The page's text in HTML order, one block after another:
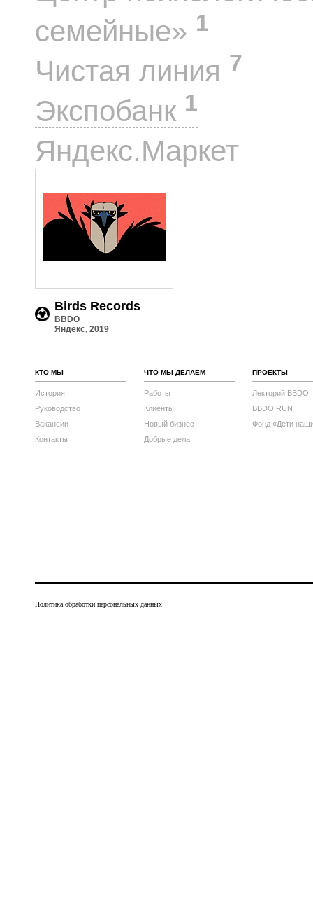
семейные» 1
Чистая линия 7
Экспобанк 1
Яндекс.Маркет
Birds Records
BBDO
Яндекс, 2019
КТО МЫ
История
Руководство
Вакансии
Контакты
ЧТО МЫ ДЕЛАЕМ
Работы
Клиенты
Новый бизнес
Добрые дела
ПРОЕКТЫ
Лекторий BBDO
BBDO RUN
Фонд «Дети
Политика обработки персональных данных